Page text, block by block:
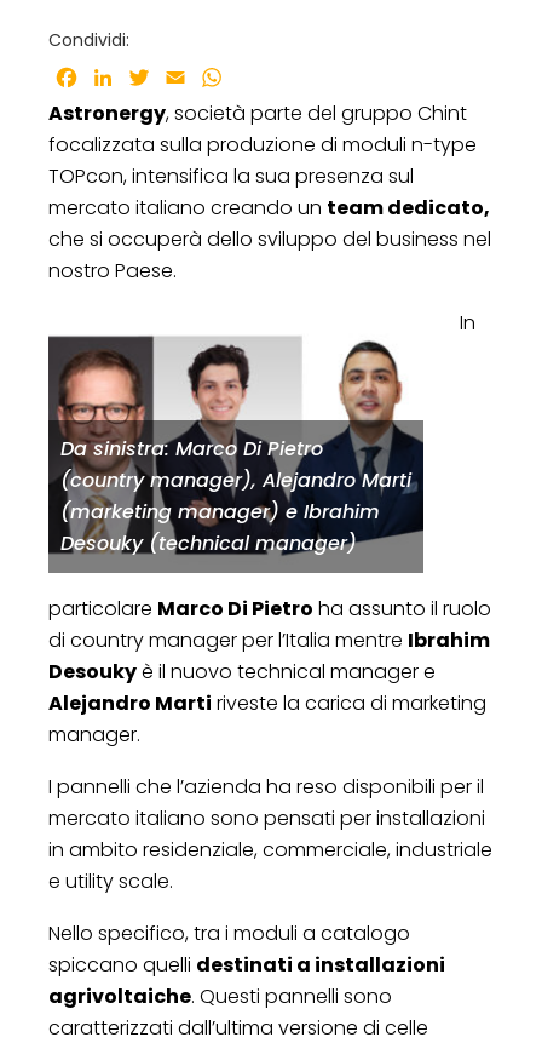
Condividi:
Facebook
LinkedInTwitter
Email
Astronergy, società parte del gruppo Chint
focalizzata sulla produzione di moduli n-type
TOPcon, intensifica la sua presenza sul
mercato italiano creando un team dedicato,
che si occuperà dello sviluppo del business nel
nostro Paese.
Da sinistra: Marco Di Pietro
(country manager), Alejandro Marti
(marketing manager) e Ibrahim
Desouky (technical manager)
In
particolare Marco Di Pietro ha assunto il ruolo
di country manager per l’Italia mentre Ibrahim
Desoukyè il nuovo technical manager e
Alejandro Marti riveste la carica di marketing
manager.
I pannelli che l’azienda ha reso disponibili per il
mercato italiano sono pensati per installazioni
in ambito residenziale, commerciale, industriale
e utility scale.
Nello specifico, tra i moduli a catalogo
spiccano quelli destinati a installazioni
agrivoltaiche. Questi pannelli sono
caratterizzati dall’ultima versione di celle